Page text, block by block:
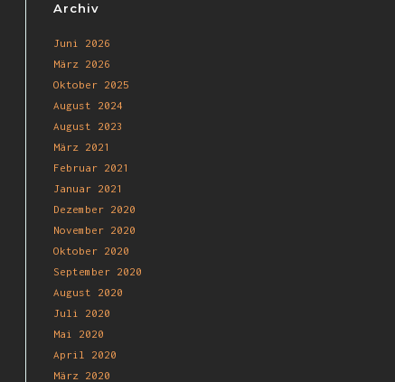
Archiv
Juni 2026
März 2026
Oktober 2025
August 2024
August 2023
März 2021
Februar 2021
Januar 2021
Dezember 2020
November 2020
Oktober 2020
September 2020
August 2020
Juli 2020
Mai 2020
April 2020
März 2020